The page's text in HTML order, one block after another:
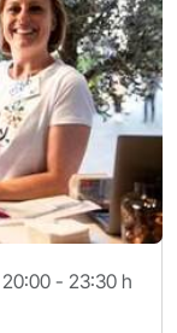
20:00 - 23:30 h